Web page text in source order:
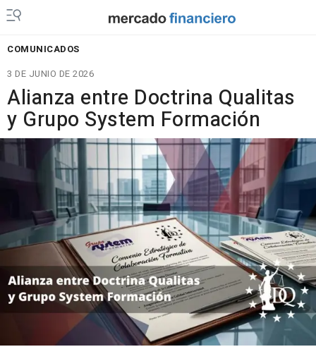
COMUNICADOS
3 DE JUNIO DE 2026
Alianza entre Doctrina Qualitas
y Grupo System Formación